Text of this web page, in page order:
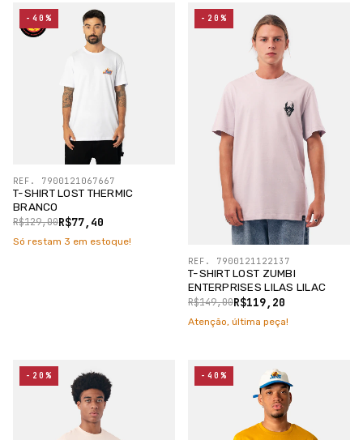
T-SHIRT LOST THERMIC
BRANCO
R$77,40
R$129,00
REF. 7900121067667
-40%
Só restam 3 em estoque!
T-SHIRT LOST ZUMBI
ENTERPRISES LILAS LILAC
R$119,20
R$149,00
REF. 7900121122137
-20%
Atenção, última peça!
-20% -40%